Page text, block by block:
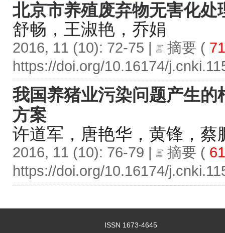
北京市养殖废弃物无害化处
舒畅，王淑艳，乔娟
2016, 11 (10): 72-75 | 摘要 (
https://doi.org/10.16174/
我国养猪业污染问题产生
方案
许道军，唐艳华，黄锋，蔡
2016, 11 (10): 76-79 | 摘要 (
https://doi.org/10.16174/
ISSN 1673-4645